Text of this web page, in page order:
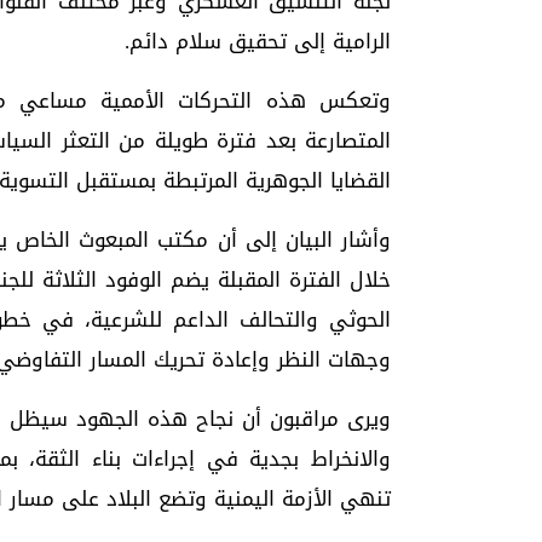
الرامية إلى تحقيق سلام دائم.
وتعكس هذه التحركات الأممية مساعي
المتصارعة بعد فترة طويلة من التعثر
القضايا الجوهرية المرتبطة بمستقبل
وأشار البيان إلى أن مكتب المبعوث الخاص
خلال الفترة المقبلة يضم الوفود الثلاثة
الحوثي والتحالف الداعم للشرعية، في
وجهات النظر وإعادة تحريك المسار
ويرى مراقبون أن نجاح هذه الجهود سيظل
والانخراط بجدية في إجراءات بناء
تنهي الأزمة اليمنية وتضع البلاد على مسار